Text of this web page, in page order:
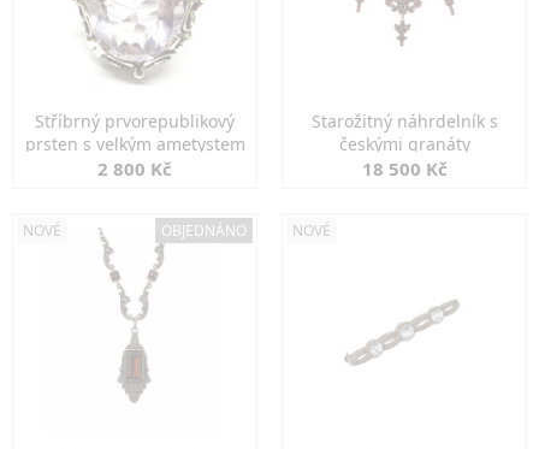
Stříbrný prvorepublikový
prsten s velkým ametystem
2 800 Kč
Starožitný náhrdelník s
českými granáty
18 500 Kč
NOVÉ OBJEDNÁNO NOVÉ